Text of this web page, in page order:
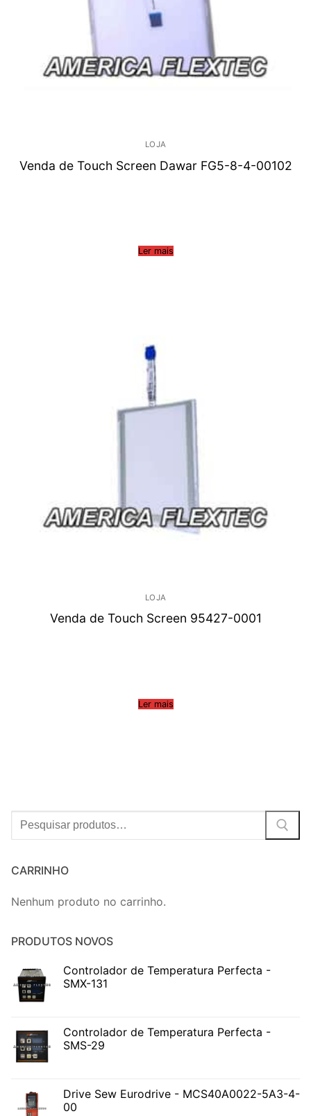
LOJA
Venda de Touch Screen Dawar FG5-8-4-00102
Ler mais
LOJA
Venda de Touch Screen 95427-0001
Ler mais
Procurar:
CARRINHO
Nenhum produto no carrinho.
PRODUTOS NOVOS
Controlador de Temperatura Perfecta -
SMX-131
Controlador de Temperatura Perfecta -
SMS-29
Drive Sew Eurodrive - MCS40A0022-5A3-4-
00